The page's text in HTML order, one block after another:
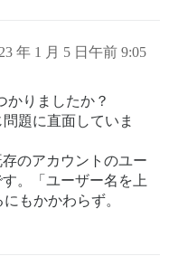
年 1 月 5 日午前 9:05
かりましたか？
題に直面していま
のアカウントのユー
。「ユーザー名を上
もかかわらず。